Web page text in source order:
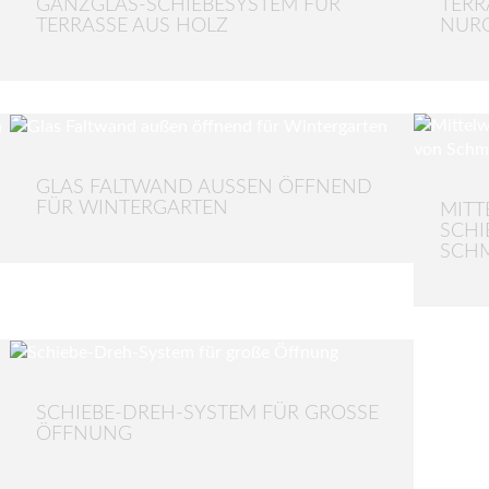
GANZGLAS-SCHIEBESYSTEM FÜR
TERRASSE AUS HOLZ
GLAS FALTWAND AUSSEN ÖFFNEND F
ÜR WINTERGARTEN
SCHIEBE-DREH-SYSTEM FÜR GROSSE Ö
FFNUNG